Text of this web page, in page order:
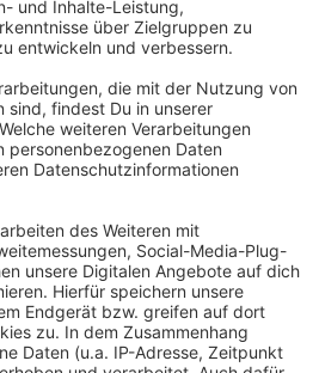
es Probleme mit dem